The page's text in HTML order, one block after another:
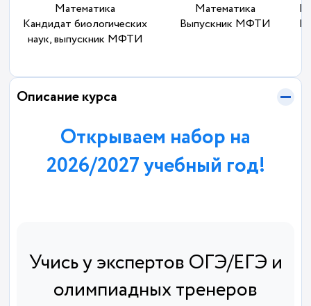
Математика
Кандидат биологических
наук, выпускник МФТИ
Математика
Выпускник МФТИ
Описание курса
Открываем набор на
2026/2027 учебный год!
Учись у экспертов ОГЭ/ЕГЭ и
олимпиадных тренеров